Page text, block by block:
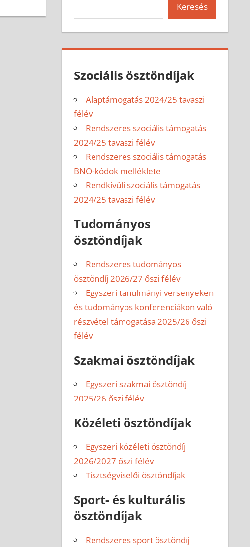
Keresés
Szociális ösztöndíjak
Alaptámogatás 2024/25 tavaszi
félév
Rendszeres szociális támogatás
2024/25 tavaszi félév
Rendszeres szociális támogatás
BNO-kódok melléklete
Rendkívüli szociális támogatás
2024/25 tavaszi félév
Tudományos
ösztöndíjak
Rendszeres tudományos
ösztöndíj 2026/27 őszi félév
Egyszeri tanulmányi versenyeken
és tudományos konferenciákon való
részvétel támogatása 2025/26 őszi
félév
Szakmai ösztöndíjak
Egyszeri szakmai ösztöndíj
2025/26 őszi félév
Közéleti ösztöndíjak
Egyszeri közéleti ösztöndíj
2026/2027 őszi félév
Tisztségviselői ösztöndíjak
Sport- és kulturális
ösztöndíjak
Rendszeres sport ösztöndíj